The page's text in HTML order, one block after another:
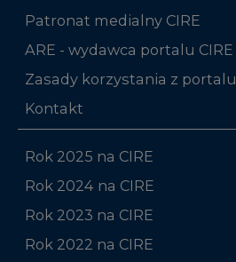
Patronat medialny CIRE
ARE - wydawca portalu CIRE
Zasady korzystania z portalu
Kontakt
Rok 2025 na CIRE
Rok 2024 na CIRE
Rok 2023 na CIRE
Rok 2022 na CIRE